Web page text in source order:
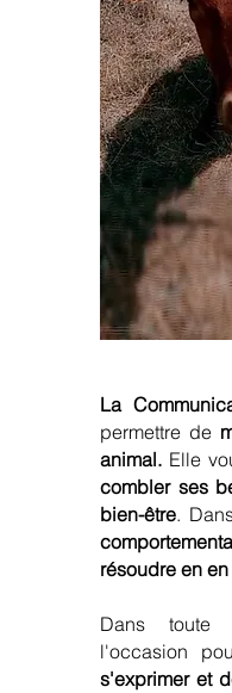
La
permettre de
animal. Elle
combler ses
bien-être.
résoudre en
Dans toute
l'occasion
s'exprimer et